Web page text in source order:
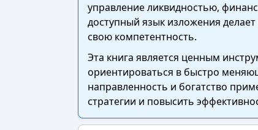
управление ликвидностью,
доступный язык изложения
свою компетентность.
Эта книга является ценным
ориентироваться в быстро
направленность и богатство
стратегии и повысить